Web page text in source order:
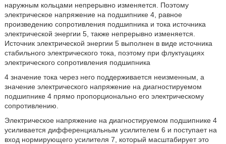
наружным кольцами непрерывно изменяется. Поэтому
электрическое напряжение на подшипнике 4, равное
произведению сопротивления подшипника и тока источника
электрической энергии 5, также непрерывно изменяется.
Источник электрической энергии 5 выполнен в виде источника
стабильного электрического тока, поэтому при флуктуациях
электрического сопротивления подшипника
4 значение тока через него поддерживается неизменным, а
значение электрического напряжение на диагностируемом
подшипнике 4 прямо пропорционально его электрическому
сопротивлению.
Электрическое напряжение на диагностируемом подшипнике 4
усиливается дифференциальным усилителем 6 и поступает на
вход нормирующего усилителя 7, который масштабирует это